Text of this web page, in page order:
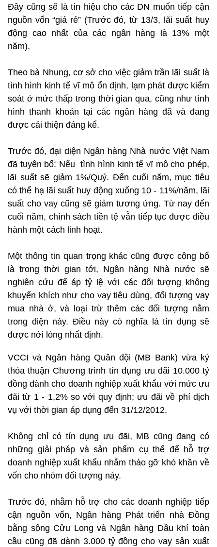
Đây cũng sẽ là tín hiệu cho các DN muốn tiếp cận
nguồn vốn “giá rẻ” (Trước đó, từ 13/3, lãi suất huy
động cao nhất của các ngân hàng là 13% một
năm).
Theo bà Nhung, cơ sở cho việc giảm trần lãi suất là
tình hình kinh tế vĩ mô ổn định, lạm phát được kiểm
soát ở mức thấp trong thời gian qua, cũng như tình
hình thanh khoản tại các ngân hàng đã và đang
được cải thiện đáng kể.
Trước đó, đại diện Ngân hàng Nhà nước Việt Nam
đã tuyên bố: Nếu tình hình kinh tế vĩ mô cho phép,
lãi suất sẽ giảm 1%/Quý. Đến cuối năm, mục tiêu
có thể hạ lãi suất huy động xuống 10 - 11%/năm, lãi
suất cho vay cũng sẽ giảm tương ứng. Từ nay đến
cuối năm, chính sách tiền tệ vẫn tiếp tục được điều
hành một cách linh hoạt.
Một thông tin quan trọng khác cũng được công bố
là trong thời gian tới, Ngân hàng Nhà nước sẽ
nghiên cứu để áp tỷ lệ với các đối tượng không
khuyến khích như cho vay tiêu dùng, đối tượng vay
mua nhà ở, và loại trừ thêm các đối tượng nằm
trong diện này. Điều này có nghĩa là tín dụng sẽ
được nới lỏng nhất định.
VCCI và Ngân hàng Quân đội (MB Bank) vừa ký
thỏa thuận Chương trình tín dụng ưu đãi 10.000 tỷ
đồng dành cho doanh nghiệp xuất khẩu với mức ưu
đãi từ 1 - 1,2% so với quy định; ưu đãi về phí dịch
vụ với thời gian áp dụng đến 31/12/2012.
Không chỉ có tín dụng ưu đãi, MB cũng đang có
những giải pháp và sản phẩm cụ thể để hỗ trợ
doanh nghiệp xuất khẩu nhằm tháo gỡ khó khăn về
vốn cho nhóm đối tượng này.
Trước đó, nhằm hỗ trợ cho các doanh nghiệp tiếp
cận nguồn vốn, Ngân hàng Phát triển nhà Đồng
bằng sông Cửu Long và Ngân hàng Dầu khí toàn
cầu cũng đã dành 3.000 tỷ đồng cho vay sản xuất